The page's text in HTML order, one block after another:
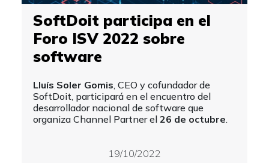
SoftDoit participa en el
Foro ISV 2022 sobre
software
Lluís Soler Gomis, CEO y cofundador de
SoftDoit, participará en el encuentro del
desarrollador nacional de software que
organiza Channel Partner el 26 de octubre.
19/10/2022